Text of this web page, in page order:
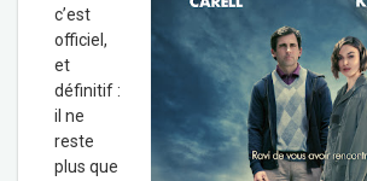
c’est
officiel,
et
définitif :
il ne
reste
plus que